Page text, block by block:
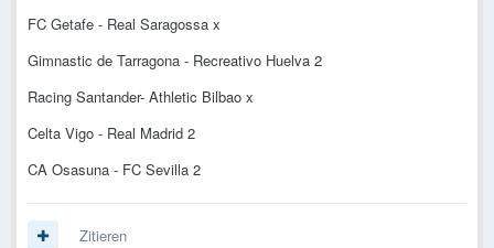
FC Getafe - Real Saragossa x
Gimnastic de Tarragona - Recreativo Huelva 2
Racing Santander- Athletic Bilbao x
Celta Vigo - Real Madrid 2
CA Osasuna - FC Sevilla 2
Zitieren